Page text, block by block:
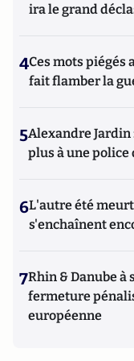
ira le grand
4Ces mots piégés
fait flamber la
5Alexandre Jardin
plus à une police
6L'autre été
s'enchaînent
7Rhin & Danube à
fermeture
européenne